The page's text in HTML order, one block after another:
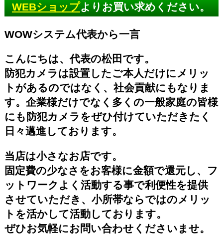
WEBショップよりお買い求めください。
WOWシステム代表から一言
こんにちは、代表の松田です。
防犯カメラは設置したご本人だけにメリッ
トがあるのではなく、社会貢献にもなりま
す。企業様だけでなく多くの一般家庭の皆様
にも防犯カメラをぜひ付けていただきたく
日々邁進しております。
当店は小さなお店です。
固定費の少なさをお客様に金額で還元し、フ
ットワークよく活動する事で利便性を提供
させていただき、小所帯ならではのメリッ
トを活かして活動しております。
ぜひお気軽にお問い合わせくださいませ。